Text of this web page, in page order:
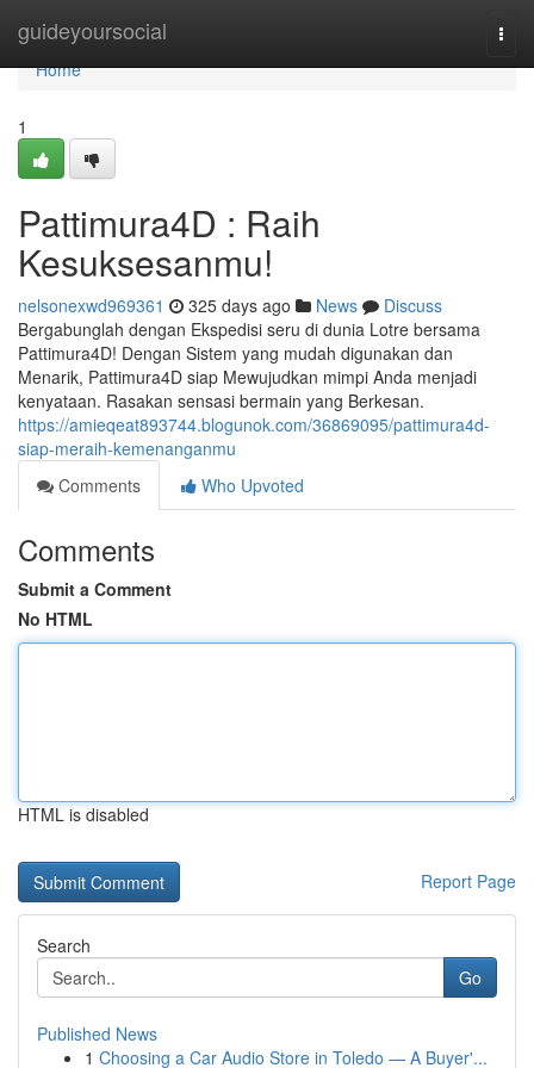
guideyoursocial
Home
Home
1
Pattimura4D : Raih
Kesuksesanmu!
nelsonexwd969361 325 days ago News
Discuss
Bergabunglah dengan Ekspedisi seru di dunia Lotre bersama
Pattimura4D! Dengan Sistem yang mudah digunakan dan
Menarik, Pattimura4D siap Mewujudkan mimpi Anda menjadi
kenyataan. Rasakan sensasi bermain yang Berkesan.
https://amieqeat893744.blogunok.com/36869095/pattimura4d-
siap-meraih-kemenanganmu
Comments
Who Upvoted
Comments
Submit a Comment
No HTML
HTML is disabled
Report Page
Search
Go
Published News
1 Choosing a Car Audio Store in Toledo — A Buyer'...